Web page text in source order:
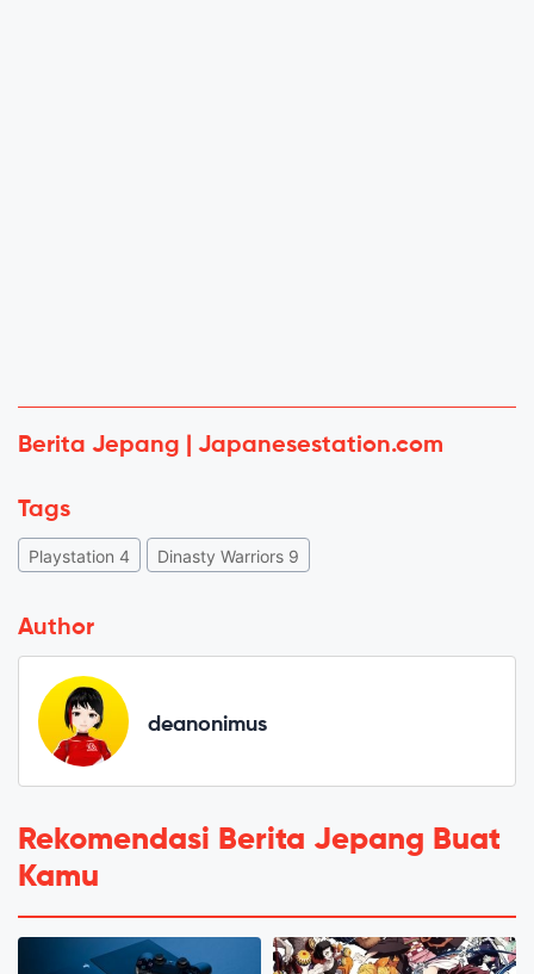
Berita Jepang | Japanesestation.com
Tags
Playstation 4 Dinasty Warriors 9
Author
deanonimus
Rekomendasi Berita Jepang Buat
Kamu